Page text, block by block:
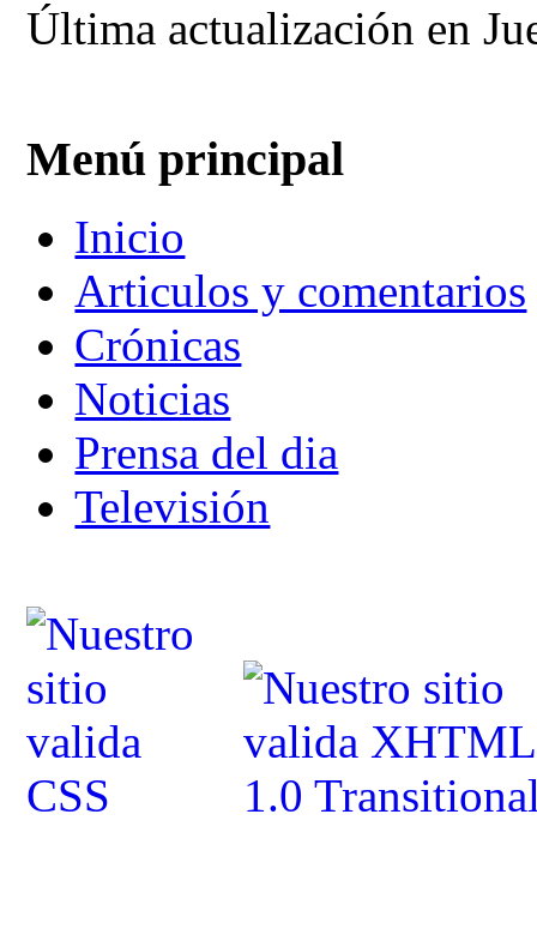
Última actualización en
Menú principal
Inicio
Articulos y comentarios
Crónicas
Noticias
Prensa del dia
Televisión